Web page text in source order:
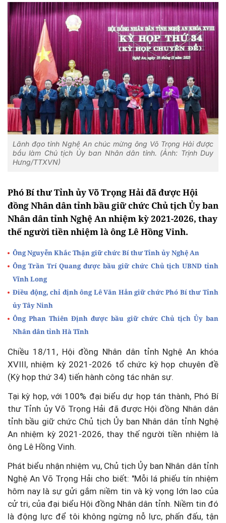
Lãnh đạo tỉnh Nghệ An chúc mừng ông Võ Trọng Hải được
bầu làm Chủ tịch Ủy ban Nhân dân tỉnh. (Ảnh: Trịnh Duy
Hưng/TTXVN)
Phó Bí thư Tỉnh ủy Võ Trọng Hải đã được Hội
đồng Nhân dân tỉnh bầu giữ chức Chủ tịch Ủy ban
Nhân dân tỉnh Nghệ An nhiệm kỳ 2021-2026, thay
thế người tiền nhiệm là ông Lê Hồng Vinh.
Ông Nguyễn Khắc Thận giữ chức Bí thư Tỉnh ủy Nghệ An
Ông Trần Trí Quang được bầu giữ chức Chủ tịch UBND tỉnh
Vĩnh Long
Điều động, chỉ định ông Lê Văn Hẳn giữ chức Phó Bí thư Tỉnh
ủy Tây Ninh
Ông Phan Thiên Định được bầu giữ chức Chủ tịch Ủy ban
Nhân dân tỉnh Hà Tĩnh
Chiều 18/11, Hội đồng Nhân dân tỉnh Nghệ An khóa
XVIII, nhiệm kỳ 2021-2026 tổ chức kỳ họp chuyên đề
(Kỳ họp thứ 34) tiến hành công tác nhân sự.
Tại kỳ họp, với 100% đại biểu dự họp tán thành, Phó Bí
thư Tỉnh ủy Võ Trọng Hải đã được Hội đồng Nhân dân
tỉnh bầu giữ chức Chủ tịch Ủy ban Nhân dân tỉnh Nghệ
An nhiệm kỳ 2021-2026, thay thế người tiền nhiệm là
ông Lê Hồng Vinh.
Phát biểu nhận nhiệm vụ, Chủ tịch Ủy ban Nhân dân tỉnh
Nghệ An Võ Trọng Hải cho biết: "Mỗi lá phiếu tín nhiệm
hôm nay là sự gửi gắm niềm tin và kỳ vọng lớn lao của
cử tri, của đại biểu Hội đồng Nhân dân tỉnh. Niềm tin đó
là động lực để tôi không ngừng nỗ lực, phấn đấu, tận